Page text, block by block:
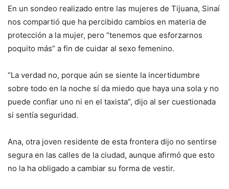
En un sondeo realizado entre las mujeres de Tijuana, Sinaí
nos compartió que ha percibido cambios en materia de
protección a la mujer, pero “tenemos que esforzarnos
poquito más” a fin de cuidar al sexo femenino.
“La verdad no, porque aún se siente la incertidumbre
sobre todo en la noche sí da miedo que haya una sola y no
puede confiar uno ni en el taxista”, dijo al ser cuestionada
si sentía seguridad.
Ana, otra joven residente de esta frontera dijo no sentirse
segura en las calles de la ciudad, aunque afirmó que esto
no la ha obligado a cambiar su forma de vestir.